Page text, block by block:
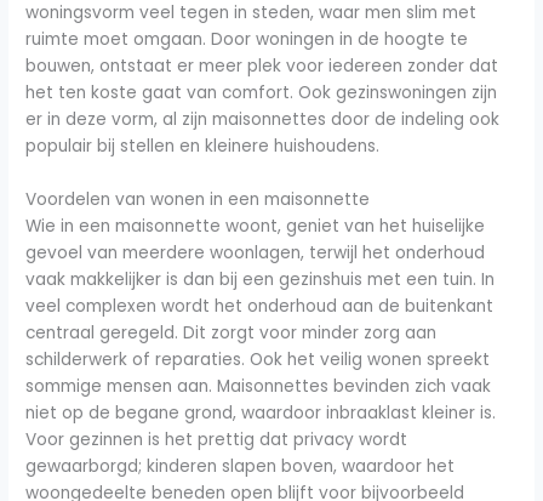
woningsvorm veel tegen in steden, waar men slim met
ruimte moet omgaan. Door woningen in de hoogte te
bouwen, ontstaat er meer plek voor iedereen zonder dat
het ten koste gaat van comfort. Ook gezinswoningen zijn
er in deze vorm, al zijn maisonnettes door de indeling ook
populair bij stellen en kleinere huishoudens.
Voordelen van wonen in een maisonnette
Wie in een maisonnette woont, geniet van het huiselijke
gevoel van meerdere woonlagen, terwijl het onderhoud
vaak makkelijker is dan bij een gezinshuis met een tuin. In
veel complexen wordt het onderhoud aan de buitenkant
centraal geregeld. Dit zorgt voor minder zorg aan
schilderwerk of reparaties. Ook het veilig wonen spreekt
sommige mensen aan. Maisonnettes bevinden zich vaak
niet op de begane grond, waardoor inbraaklast kleiner is.
Voor gezinnen is het prettig dat privacy wordt
gewaarborgd; kinderen slapen boven, waardoor het
woongedeelte beneden open blijft voor bijvoorbeeld